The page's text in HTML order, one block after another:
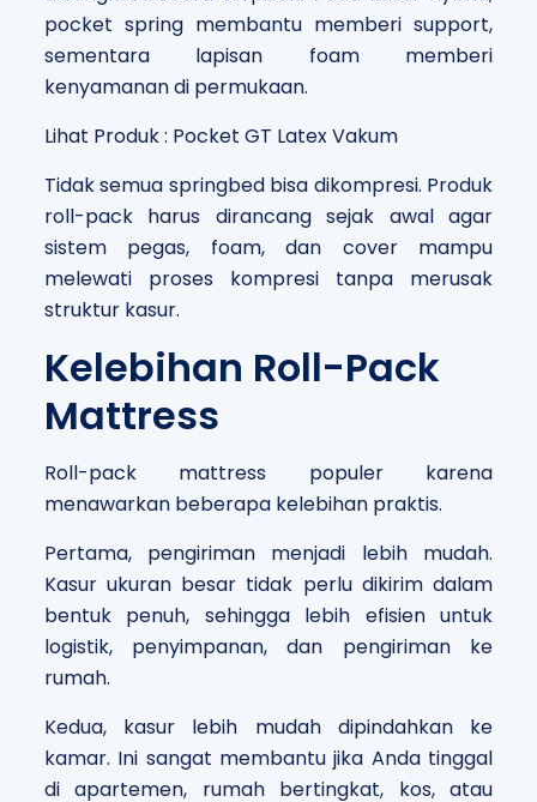
pocket spring membantu memberi support,
sementara lapisan foam memberi
kenyamanan di permukaan.
Lihat Produk : Pocket GT Latex Vakum
Tidak semua springbed bisa dikompresi. Produk
roll-pack harus dirancang sejak awal agar
sistem pegas, foam, dan cover mampu
melewati proses kompresi tanpa merusak
struktur kasur.
Kelebihan Roll-Pack
Mattress
Roll-pack mattress populer karena
menawarkan beberapa kelebihan praktis.
Pertama, pengiriman menjadi lebih mudah.
Kasur ukuran besar tidak perlu dikirim dalam
bentuk penuh, sehingga lebih efisien untuk
logistik, penyimpanan, dan pengiriman ke
rumah.
Kedua, kasur lebih mudah dipindahkan ke
kamar. Ini sangat membantu jika Anda tinggal
di apartemen, rumah bertingkat, kos, atau